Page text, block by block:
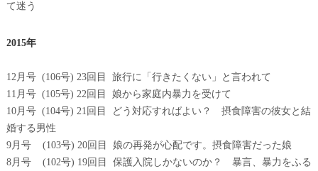
て迷う
2015年
12月号 (106号) 23回目 旅行に「行きたくない」と言われて
11月号 (105号) 22回目 娘から家庭内暴力を受けて
10月号 (104号) 21回目 どう対応すればよい？ 摂食障害の彼女と結
婚する男性
9月号 (103号) 20回目 娘の再発が心配です。摂食障害だった娘
8月号 (102号) 19回目 保護入院しかないのか？ 暴言、暴力をふる